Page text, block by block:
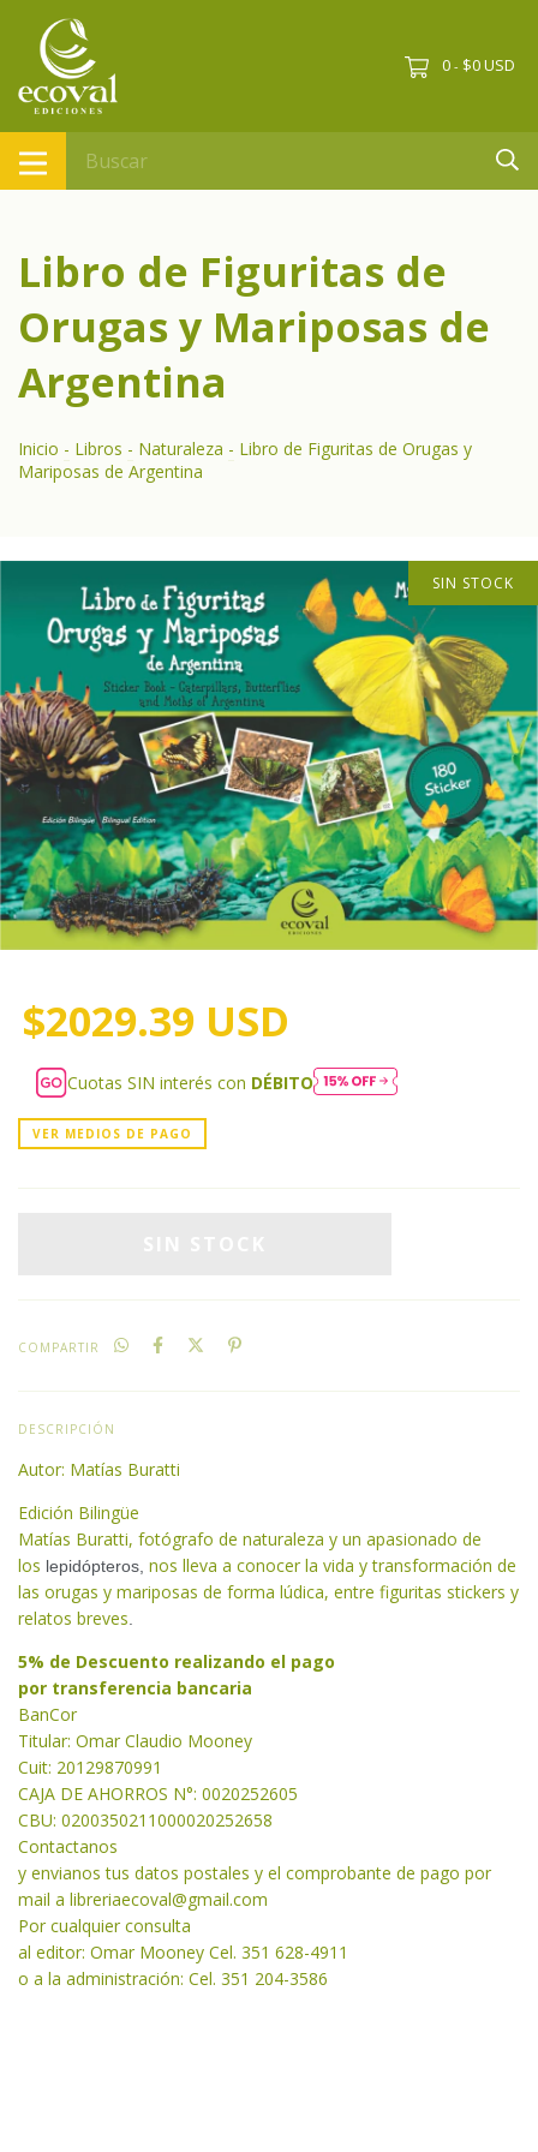
0 - $0 USD
Libro de Figuritas de
Orugas y Mariposas de
Argentina
Inicio - Libros - Naturaleza - Libro de Figuritas de Orugas y
Mariposas de Argentina
SIN STOCK
$2029.39 USD
Cuotas SIN interés con DÉBITO
VER MEDIOS DE PAGO
COMPARTIR
DESCRIPCIÓN
Autor: Matías Buratti
Edición Bilingüe
Matías Buratti, fotógrafo de naturaleza y un apasionado de
los lepidópteros, nos lleva a conocer la vida y transformación de
las orugas y mariposas de forma lúdica, entre figuritas stickers y
relatos breves.
5% de Descuento realizando el pago
por transferencia bancaria
BanCor
Titular: Omar Claudio Mooney
Cuit: 20129870991
CAJA DE AHORROS N°: 0020252605
CBU: 0200350211000020252658
Contactanos
y envianos tus datos postales y el comprobante de pago por
mail a libreriaecoval@gmail.com
Por cualquier consulta
al editor: Omar Mooney Cel. 351 628-4911
o a la administración: Cel. 351 204-3586